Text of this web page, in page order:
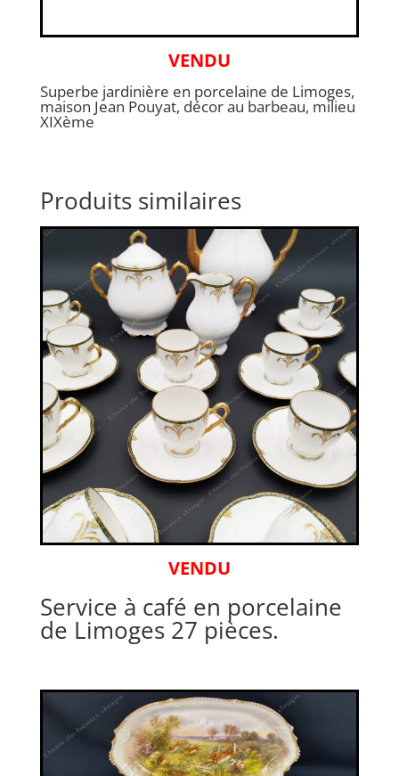
VENDU
Superbe jardinière en porcelaine de Limoges,
maison Jean Pouyat, décor au barbeau, milieu
XIXème
Produits similaires
VENDU
Service à café en porcelaine
de Limoges 27 pièces.